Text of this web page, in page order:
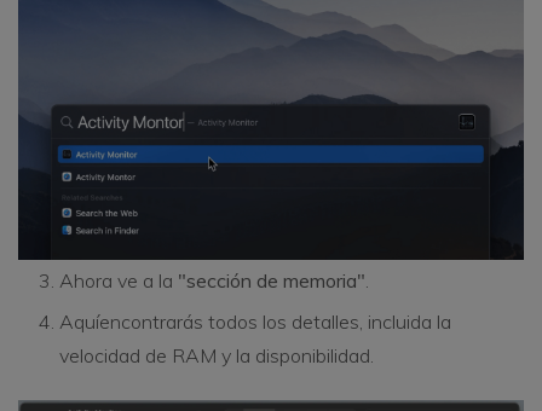
Ahora ve a la "sección de memoria".
Aquíencontrarás todos los detalles, incluida la
velocidad de RAM y la disponibilidad.